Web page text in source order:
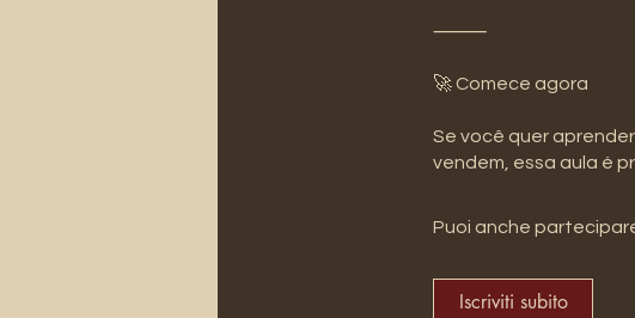
⸻
🚀 Comece agora
Se você quer
vendem, essa aula é
Puoi anche
Iscriviti subito